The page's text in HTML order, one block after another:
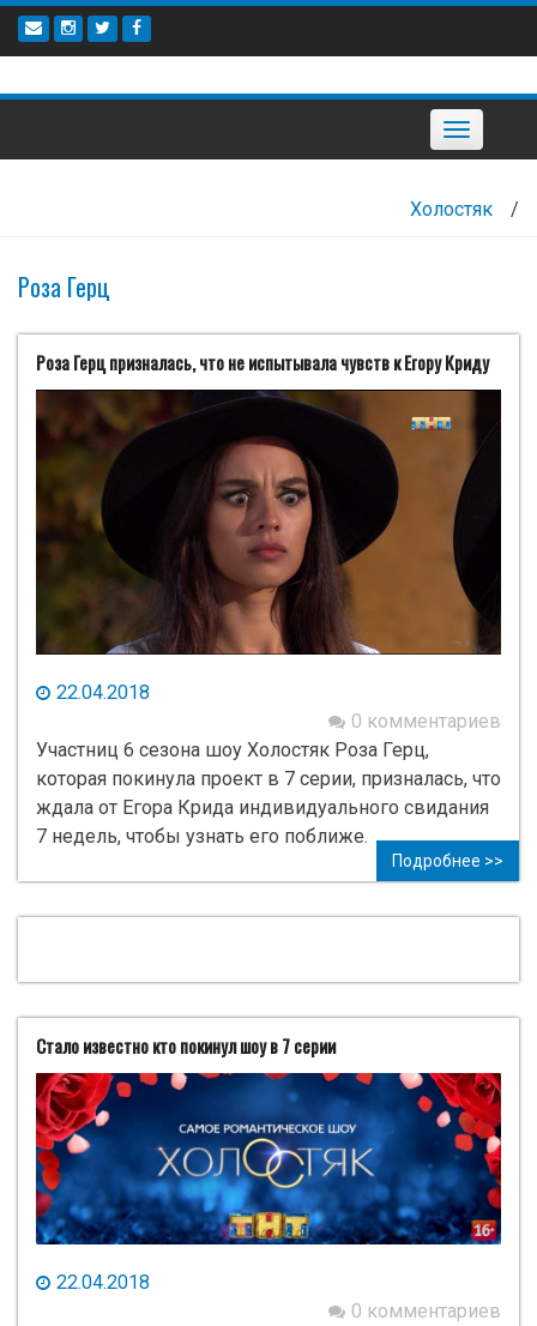
Наверх
Toggle
navigation
Холостяк /
Роза Герц
Роза Герц призналась, что не испытывала чувств к Егору Криду
22.04.2018
0 комментариев
Участниц 6 сезона шоу Холостяк Роза Герц,
которая покинула проект в 7 серии, призналась, что
ждала от Егора Крида индивидуального свидания
7 недель, чтобы узнать его поближе.
Подробнее >>
Стало известно кто покинул шоу в 7 серии
22.04.2018
0 комментариев